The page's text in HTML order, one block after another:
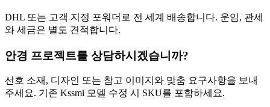
DHL 또는 고객 지정 포워더로 전 세계 배송합니다. 운임, 관세
와 세금은 별도 견적합니다.
안경 프로젝트를 상담하시겠습니까?
선호 소재, 디자인 또는 참고 이미지와 맞춤 요구사항을 보내
주세요. 기존 Kssmi 모델 수정 시 SKU를 포함하세요.